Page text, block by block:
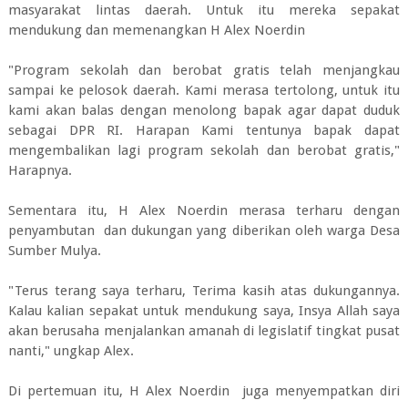
masyarakat lintas daerah. Untuk itu mereka sepakat
mendukung dan memenangkan H Alex Noerdin
"Program sekolah dan berobat gratis telah menjangkau
sampai ke pelosok daerah. Kami merasa tertolong, untuk itu
kami akan balas dengan menolong bapak agar dapat duduk
sebagai DPR RI. Harapan Kami tentunya bapak dapat
mengembalikan lagi program sekolah dan berobat gratis,"
Harapnya.
Sementara itu, H Alex Noerdin merasa terharu dengan
penyambutan dan dukungan yang diberikan oleh warga Desa
Sumber Mulya.
"Terus terang saya terharu, Terima kasih atas dukungannya.
Kalau kalian sepakat untuk mendukung saya, Insya Allah saya
akan berusaha menjalankan amanah di legislatif tingkat pusat
nanti," ungkap Alex.
Di pertemuan itu, H Alex Noerdin juga menyempatkan diri